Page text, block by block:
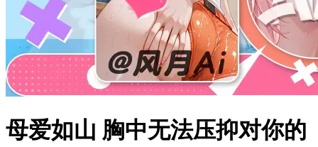
母爱如山 胸中无法压抑对你的